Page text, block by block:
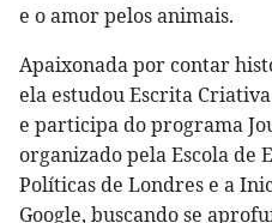
e o amor pelos animais.
Apaixonada por contar
ela estudou Escrita
e participa do programa
organizado pela Escola de
Políticas de Londres e a
Google, buscando se